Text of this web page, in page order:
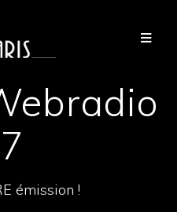
émission !